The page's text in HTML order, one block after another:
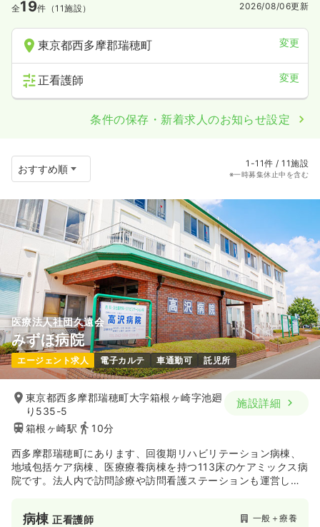
全19件（11施設） 2026/08/06更新
東京都西多摩郡瑞穂町 変更
正看護師 変更
条件の保存・新着求人のお知らせ設定
1-11件 / 11施設
※一時募集休止中を含む
医療法人社団久遠会
みずほ病院
エージェント求人 電子カルテ 車通勤可 託児所
東京都西多摩郡瑞穂町大字箱根ヶ崎字池廻
り535-5
箱根ヶ崎駅
10分
施設詳細
西多摩郡瑞穂町にあります、回復期リハビリテーション病棟、
地域包括ケア病棟、医療療養病棟を持つ113床のケアミックス病
院です。法人内で訪問診療や訪問看護ステーションも運営して
病棟正看護師 一般＋療養